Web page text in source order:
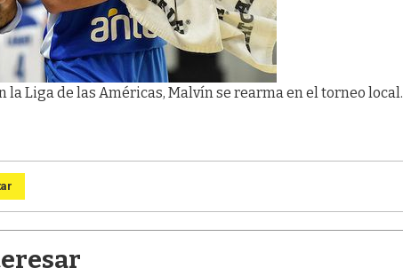
la Liga de las Américas, Malvín se rearma en el torneo local.